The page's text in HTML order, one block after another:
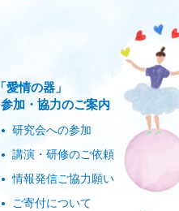
「愛情の器」
参加・協力のご案内
研究会への参加
講演・研修のご依頼
情報発信ご協力願い
ご寄付について